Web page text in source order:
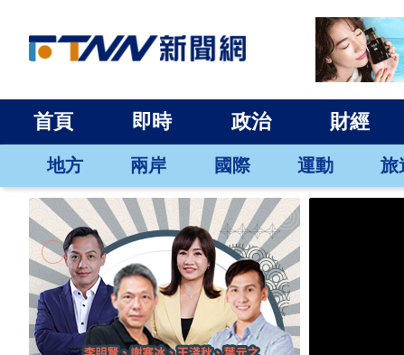
首頁 即時 政治 財經
地方 兩岸 國際 運動 旅